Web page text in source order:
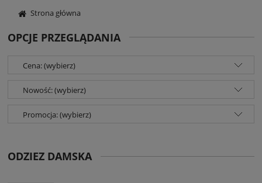
Strona główna
OPCJE PRZEGLĄDANIA
Cena: (wybierz)
Nowość: (wybierz)
Promocja: (wybierz)
ODZIEZ DAMSKA